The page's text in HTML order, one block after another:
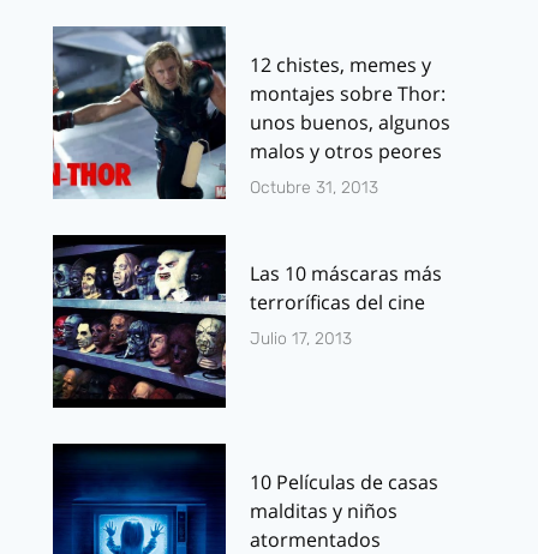
12 chistes, memes y
montajes sobre Thor:
unos buenos, algunos
malos y otros peores
Octubre 31, 2013
Las 10 máscaras más
terroríficas del cine
Julio 17, 2013
10 Películas de casas
malditas y niños
atormentados